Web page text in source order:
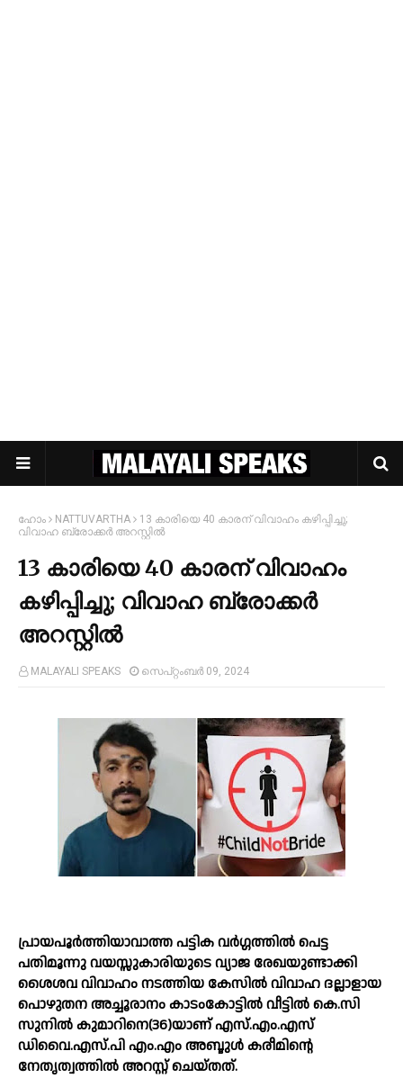
ഹോം NATTUVARTHA
13 കാരിയെ 40 കാരന് വിവാഹം കഴിപ്പിച്ചു;
വിവാഹ ബ്രോക്കര്‍ അറസ്റ്റില്‍
13 കാരിയെ 40 കാരന് വിവാഹം
കഴിപ്പിച്ചു; വിവാഹ ബ്രോക്കര്‍
അറസ്റ്റില്‍
MALAYALI SPEAKS സെപ്റ്റംബർ 09, 2024
പ്രായപൂര്‍ത്തിയാവാത്ത പട്ടിക വര്‍ഗ്ഗത്തില്‍ പെട്ട
പതിമൂന്നു വയസ്സുകാരിയുടെ വ്യാജ രേഖയുണ്ടാക്കി
ശൈശവ വിവാഹം നടത്തിയ കേസില്‍ വിവാഹ ദല്ലാളായ
പൊഴുതന അച്ചൂരാനം കാടംകോട്ടില്‍ വീട്ടില്‍ കെ.സി
സുനില്‍ കുമാറിനെ(36)യാണ് എസ്.എം.എസ്
ഡിവൈ.എസ്.പി എം.എം അബ്ദുള്‍ കരീമിന്റെ
നേതൃത്വത്തില്‍ അറസ്റ്റ് ചെയ്തത്.